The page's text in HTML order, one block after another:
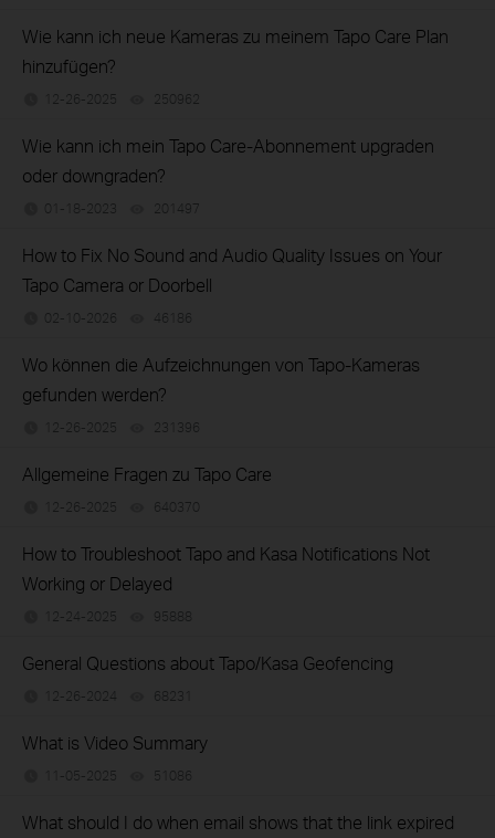
Wie kann ich neue Kameras zu meinem Tapo Care Plan
hinzufügen?
12-26-2025 250962
Wie kann ich mein Tapo Care-Abonnement upgraden
oder downgraden?
01-18-2023 201497
How to Fix No Sound and Audio Quality Issues on Your
Tapo Camera or Doorbell
02-10-2026 46186
Wo können die Aufzeichnungen von Tapo-Kameras
gefunden werden?
12-26-2025 231396
Allgemeine Fragen zu Tapo Care
12-26-2025 640370
How to Troubleshoot Tapo and Kasa Notifications Not
Working or Delayed
12-24-2025 95888
General Questions about Tapo/Kasa Geofencing
12-26-2024 68231
What is Video Summary
11-05-2025 51086
What should I do when email shows that the link expired